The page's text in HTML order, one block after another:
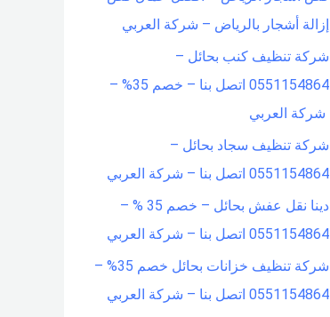
إزالة أشجار بالرياض – شركة العربي
شركة تنظيف كنب بحائل –
0551154864 اتصل بنا – خصم 35% –
شركة العربي
شركة تنظيف سجاد بحائل –
0551154864 اتصل بنا – شركة العربي
دينا نقل عفش بحائل – خصم 35 % –
0551154864 اتصل بنا – شركة العربي
شركة تنظيف خزانات بحائل خصم 35% –
0551154864 اتصل بنا – شركة العربي